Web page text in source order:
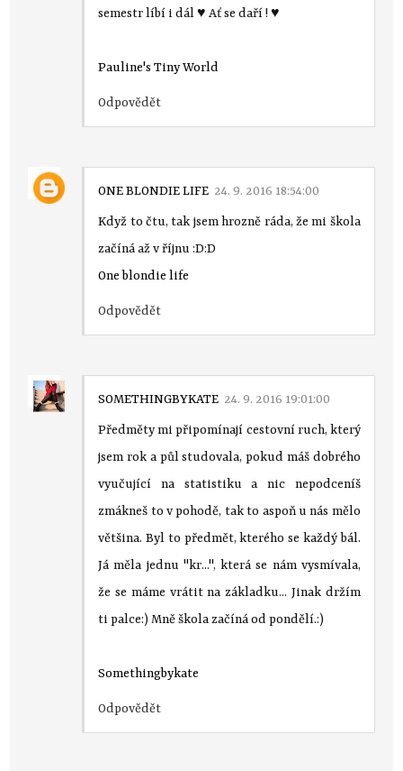
semestr líbí i dál ♥ Ať se daří ! ♥
Pauline's Tiny World
Odpovědět
ONE BLONDIE LIFE 24. 9. 2016 18:54:00
Když to čtu, tak jsem hrozně ráda, že mi škola
začíná až v říjnu :D:D
One blondie life
Odpovědět
SOMETHINGBYKATE 24. 9. 2016 19:01:00
Předměty mi připomínají cestovní ruch, který
jsem rok a půl studovala, pokud máš dobrého
vyučující na statistiku a nic nepodceníš
zmákneš to v pohodě, tak to aspoň u nás mělo
většina. Byl to předmět, kterého se každý bál.
Já měla jednu "kr...", která se nám vysmívala,
že se máme vrátit na základku... Jinak držím
ti palce:) Mně škola začíná od pondělí.:)
Somethingbykate
Odpovědět